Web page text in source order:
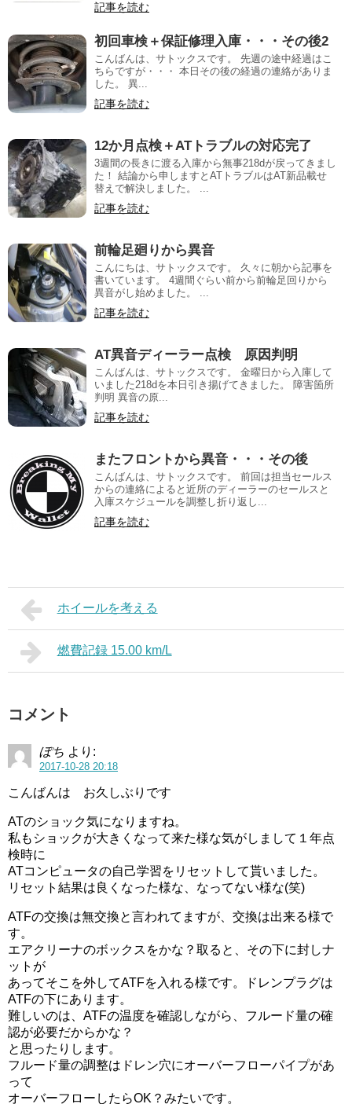
記事を読む
初回車検＋保証修理入庫・・・その後2
こんばんは、サトックスです。 先週の途中経過はこ
ちらですが・・・ 本日その後の経過の連絡がありま
した。 異...
記事を読む
12か月点検＋ATトラブルの対応完了
3週間の長きに渡る入庫から無事218dが戻ってきまし
た！ 結論から申しますとATトラブルはAT新品載せ
替えで解決しました。 ...
記事を読む
前輪足廻りから異音
こんにちは、サトックスです。 久々に朝から記事を
書いています。 4週間ぐらい前から前輪足回りから
異音がし始めました。 ...
記事を読む
AT異音ディーラー点検 原因判明
こんばんは、サトックスです。 金曜日から入庫して
いました218dを本日引き揚げてきました。 障害箇所
判明 異音の原...
記事を読む
またフロントから異音・・・その後
こんばんは、サトックスです。 前回は担当セールス
からの連絡によると近所のディーラーのセールスと
入庫スケジュールを調整し折り返し...
記事を読む
ホイールを考える
燃費記録 15.00 km/L
コメント
ぽち より:
2017-10-28 20:18
こんばんは お久しぶりです
ATのショック気になりますね。
私もショックが大きくなって来た様な気がしまして１年点
検時に
ATコンピュータの自己学習をリセットして貰いました。
リセット結果は良くなった様な、なってない様な(笑)
ATFの交換は無交換と言われてますが、交換は出来る様で
す。
エアクリーナのボックスをかな？取ると、その下に封しナ
ットが
あってそこを外してATFを入れる様です。ドレンプラグは
ATFの下にあります。
難しいのは、ATFの温度を確認しながら、フルード量の確
認が必要だからかな？
と思ったりします。
フルード量の調整はドレン穴にオーバーフローパイプがあ
って
オーバーフローしたらOK？みたいです。